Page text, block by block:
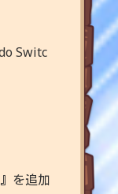
Switc
を追加